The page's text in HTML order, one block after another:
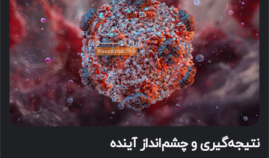
نتیجه‌گیری و چشم‌انداز آینده